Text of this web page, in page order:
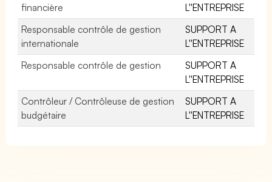
financière
L''ENTREPRISE
Responsable contrôle de gestion
internationale
SUPPORT A
L''ENTREPRISE
Responsable contrôle de gestion
SUPPORT A
L''ENTREPRISE
Contrôleur / Contrôleuse de gestion
budgétaire
SUPPORT A
L''ENTREPRISE